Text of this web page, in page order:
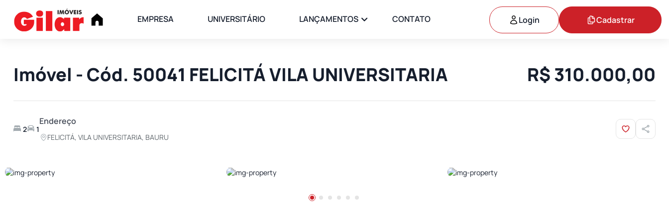
EMPRESA UNIVERSITÁRIO LANÇAMENTOS CONTATO Login Cadastrar
Imóvel - Cód. 50041 FELICITÁ VILA UNIVERSITARIA R$ 310.000,00
2 1
Endereço
FELICITÁ, VILA UNIVERSITARIA, BAURU